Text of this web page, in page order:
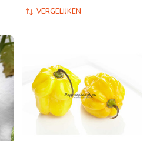
VERGELIJKEN